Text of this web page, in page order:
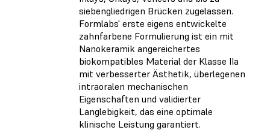
siebengliedrigen Brücken zugelassen.
Formlabs' erste eigens entwickelte
zahnfarbene Formulierung ist ein mit
Nanokeramik angereichertes
biokompatibles Material der Klasse IIa
mit verbesserter Ästhetik, überlegenen
intraoralen mechanischen
Eigenschaften und validierter
Langlebigkeit, das eine optimale
klinische Leistung garantiert.